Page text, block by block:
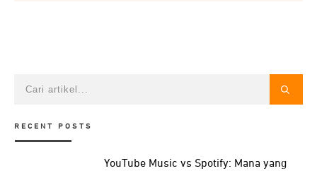
RECENT POSTS
YouTube Music vs Spotify: Mana yang